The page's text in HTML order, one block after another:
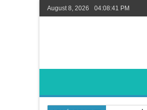
August 8, 2026 04:08:41 PM